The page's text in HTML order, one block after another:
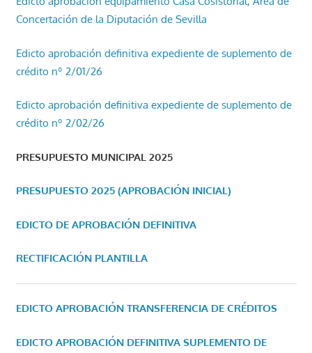
Concertación de la Diputación de Sevilla
Edicto aprobación definitiva expediente de suplemento de
crédito nº 2/01/26
Edicto aprobación definitiva expediente de suplemento de
crédito nº 2/02/26
PRESUPUESTO MUNICIPAL 2025
PRESUPUESTO 2025 (APROBACIÓN INICIAL)
EDICTO DE APROBACIÓN DEFINITIVA
RECTIFICACIÓN PLANTILLA
EDICTO APROBACIÓN TRANSFERENCIA DE CRÉDITOS
EDICTO APROBACIÓN DEFINITIVA SUPLEMENTO DE